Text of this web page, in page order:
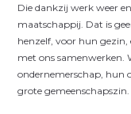
Die dankzij werk weer
maatschappij. Dat is
henzelf, voor hun gezin,
met ons samenwerken.
ondernemerschap, hun
grote gemeenschapszin.